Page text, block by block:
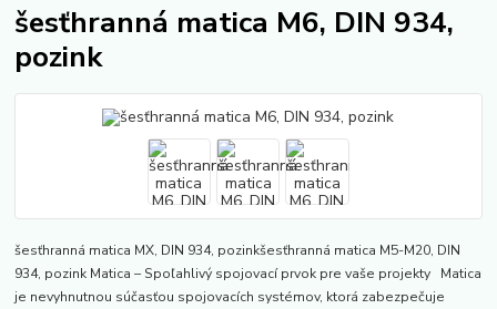
šesťhranná matica M6, DIN 934,
pozink
šesťhranná matica MX, DIN 934, pozinkšesťhranná matica M5-M20, DIN
934, pozink Matica – Spoľahlivý spojovací prvok pre vaše projekty Matica
je nevyhnutnou súčasťou spojovacích systémov, ktorá zabezpečuje